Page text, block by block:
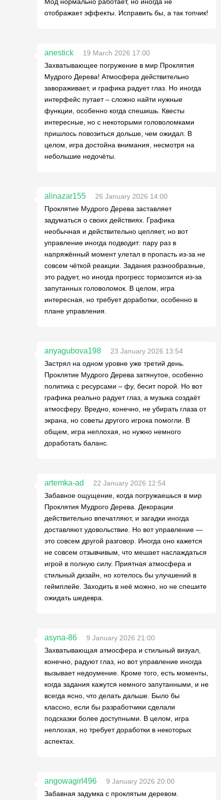
отображает эффекты. Исправить бы, а так топчик!
anestick
19 March 2026 17:00
Захватывающее погружение в мир Проклятия
Мудрого Дерева! Атмосфера действительно
завораживает, и графика радует глаз. Но иногда
интерфейс путает – сложно найти нужные
функции, особенно когда спешишь. Квесты
интересные, но с некоторыми головоломками
пришлось повозиться дольше, чем ожидал. В
целом, игра достойна внимания, несмотря на
небольшие недочёты.
alinazar155
26 January 2026 14:00
Проклятие Мудрого Дерева заставляет
задуматься о своих действиях. Графика
необычная и действительно цепляет, но вот
управление иногда подводит: пару раз в
напряжённый момент улетал в пропасть из-за не
совсем чёткой реакции. Задания разнообразные,
это радует, но иногда прогресс тормозится из-за
запутанных головоломок. В целом, игра
интересная, но требует доработки, особенно в
плане управления.
anyagubova198
23 January 2026 13:54
Застрял на одном уровне уже третий день.
Проклятие Мудрого Дерева затянутое, особенно
политика с ресурсами – фу, бесит порой. Но вот
графика реально радует глаз, а музыка создаёт
атмосферу. Вредно, конечно, не убирать глаза от
экрана, но советы другого игрока помогли. В
общем, игра неплохая, но нужно немного
доработать баланс.
artemka-ad
22 January 2026 12:54
Забавное ощущение, когда погружаешься в мир
Проклятия Мудрого Дерева. Декорации
действительно впечатляют, и загадки иногда
доставляют удовольствие. Но вот управление —
это совсем другой разговор. Иногда оно кажется
не совсем отзывчивым, что мешает наслаждаться
игрой в полную силу. Приятная атмосфера и
стильный дизайн, но хотелось бы улучшений в
геймплейе. Заходить в неё можно, но не спешите
ожидать шедевра.
asyna-86
9 January 2026 21:00
Захватывающая атмосфера и стильный визуал,
конечно, радуют глаз, но вот управление иногда
вызывает недоумение. Кроме того, есть моменты,
когда задания кажутся немного запутанными, и не
всегда ясно, что делать дальше. Было бы
классно, если бы разработчики сделали
подсказки более доступными. В целом, игра
неплохая, но требует доработки в некоторых
аспектах.
angowagirl496
9 January 2026 20:00
Забавная задумка с проклятым деревом.